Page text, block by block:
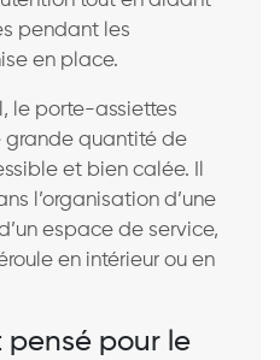
pendant les
en place.
le porte-assiettes
grande quantité de
et bien calée. Il
l’organisation d’une
espace de service,
en intérieur ou en
pensé pour le